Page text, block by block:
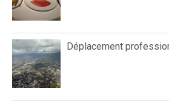
Déplacement